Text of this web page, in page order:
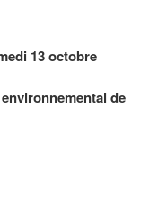
13 octobre
de